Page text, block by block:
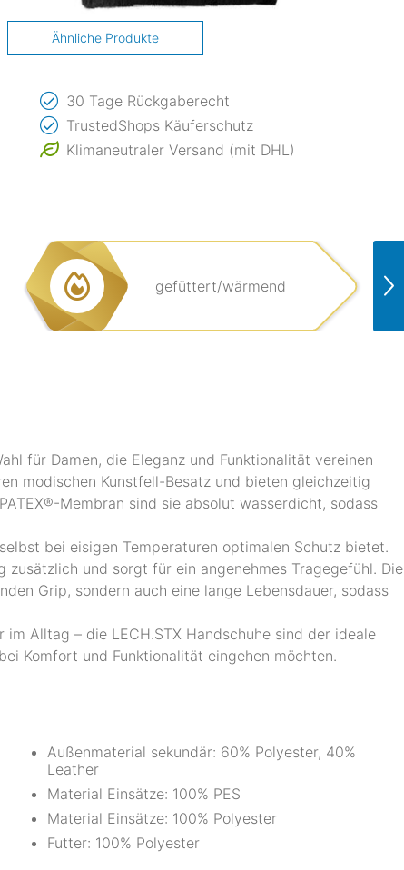
Ähnliche Produkte
30 Tage Rückgaberecht
TrustedShops Käuferschutz
Klimaneutraler Versand (mit DHL)
gefüttert/wärmend
für Damen, die Eleganz und Funktionalität vereinen
modischen Kunstfell-Besatz und bieten gleichzeitig
Membran sind sie absolut wasserdicht, sodass
bei eisigen Temperaturen optimalen Schutz bietet.
zusätzlich und sorgt für ein angenehmes Tragegefühl. Die
Grip, sondern auch eine lange Lebensdauer, sodass
Alltag – die LECH.STX Handschuhe sind der ideale
Komfort und Funktionalität eingehen möchten.
Außenmaterial sekundär: 60% Polyester, 40%
Leather
Material Einsätze: 100% PES
Material Einsätze: 100% Polyester
Futter: 100% Polyester